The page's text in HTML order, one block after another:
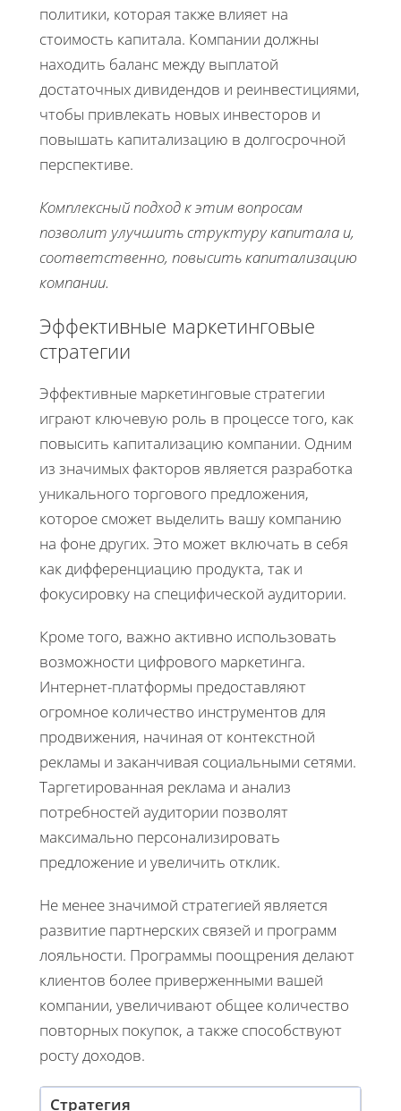
политики, которая также влияет на
стоимость капитала. Компании должны
находить баланс между выплатой
достаточных дивидендов и реинвестициями,
чтобы привлекать новых инвесторов и
повышать капитализацию в долгосрочной
перспективе.
Комплексный подход к этим вопросам
позволит улучшить структуру капитала и,
соответственно, повысить капитализацию
компании.
Эффективные маркетинговые
стратегии
Эффективные маркетинговые стратегии
играют ключевую роль в процессе того, как
повысить капитализацию компании. Одним
из значимых факторов является разработка
уникального торгового предложения,
которое сможет выделить вашу компанию
на фоне других. Это может включать в себя
как дифференциацию продукта, так и
фокусировку на специфической аудитории.
Кроме того, важно активно использовать
возможности цифрового маркетинга.
Интернет-платформы предоставляют
огромное количество инструментов для
продвижения, начиная от контекстной
рекламы и заканчивая социальными сетями.
Таргетированная реклама и анализ
потребностей аудитории позволят
максимально персонализировать
предложение и увеличить отклик.
Не менее значимой стратегией является
развитие партнерских связей и программ
лояльности. Программы поощрения делают
клиентов более приверженными вашей
компании, увеличивают общее количество
повторных покупок, а также способствуют
росту доходов.
Стратегия